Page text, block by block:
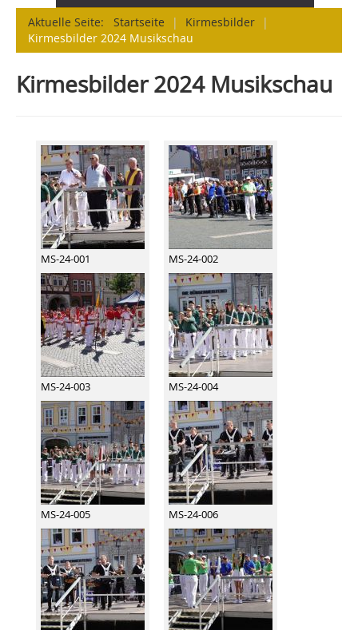
Aktuelle Seite: Startseite | Kirmesbilder
|
Kirmesbilder 2024 Musikschau
Kirmesbilder 2024 Musikschau
MS-24-001 MS-24-002
MS-24-003 MS-24-004
MS-24-005 MS-24-006